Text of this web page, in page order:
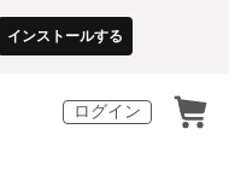
インストールする
ログイン